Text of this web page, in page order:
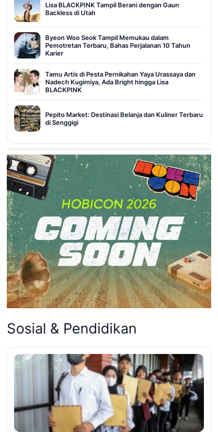
Lisa BLACKPINK Tampil Berani dengan Gaun
Backless di Utah
Byeon Woo Seok Tampil Memukau dalam
Pemotretan Terbaru, Bahas Perjalanan 10 Tahun
Karier
Tamu Artis di Pesta Pernikahan Yaya Urassaya dan
Nadech Kugimiya, Ada Bright hingga Lisa
BLACKPINK
Pepito Market: Destinasi Belanja dan Kuliner Terbaru
di Senggigi
Sosial & Pendidikan